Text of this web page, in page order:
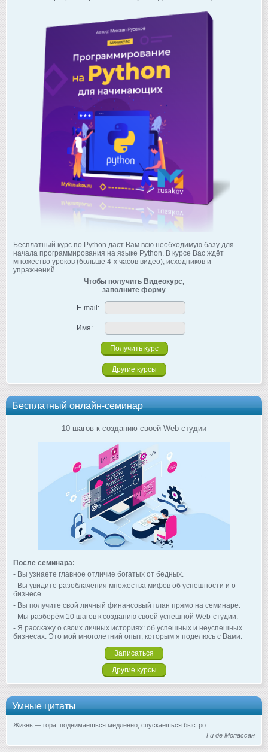
Бесплатный курс по Python даст Вам всю необходимую базу для
начала программирования на языке Python. В курсе Вас ждёт
множество уроков (больше 4-х часов видео), исходников и
упражнений.
Чтобы получить Видеокурс,
заполните форму
E-mail:
Имя:
Другие курсы
Бесплатный онлайн-семинар
10 шагов к созданию своей Web-студии
После семинара:
- Вы узнаете главное отличие богатых от бедных.
- Вы увидите разоблачения множества мифов об успешности и о
бизнесе.
- Вы получите свой личный финансовый план прямо на семинаре.
- Мы разберём 10 шагов к созданию своей успешной Web-студии.
- Я расскажу о своих личных историях: об успешных и неуспешных
бизнесах. Это мой многолетний опыт, которым я поделюсь с Вами.
Записаться
Другие курсы
Умные цитаты
Жизнь — гора: поднимаешься медленно, спускаешься быстро.
Ги де Мопассан